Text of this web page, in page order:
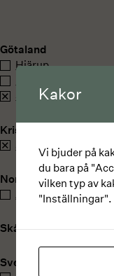
Götaland
Hjärup
Staffanstorp
Kristianstad
Norrland
Åre
Skåne
Svealand
Kakor
Vi bjuder på
du bara på
vilken typ av
"Inställningar".